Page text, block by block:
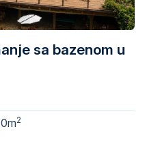
sa bazenom u
2